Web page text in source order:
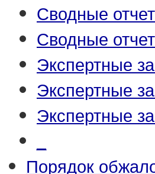
Сводные
Сводные
Экспертные
Экспертные
Экспертные
Порядок